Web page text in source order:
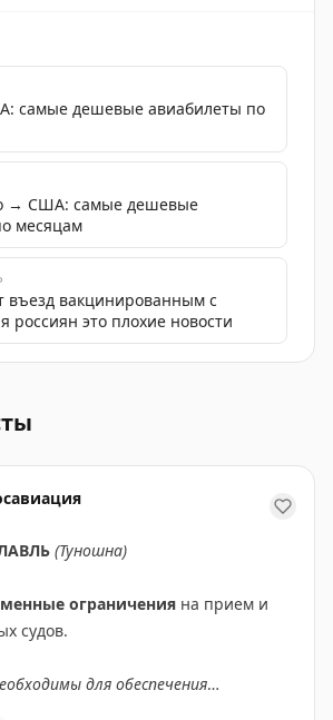
самые дешевые авиабилеты по
→ США: самые дешевые
месяцам
въезд вакцинированным с
россиян это плохие новости
(Туношна)
ограничения на прием и
судов.
для обеспечения